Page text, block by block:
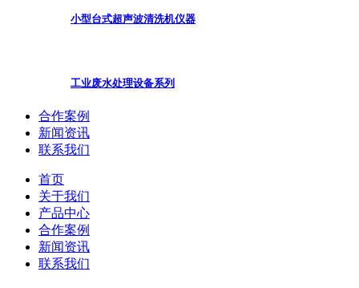
小型台式超声波清洗机仪器
工业废水处理设备系列
合作案例
新闻资讯
联系我们
首页
关于我们
产品中心
合作案例
新闻资讯
联系我们